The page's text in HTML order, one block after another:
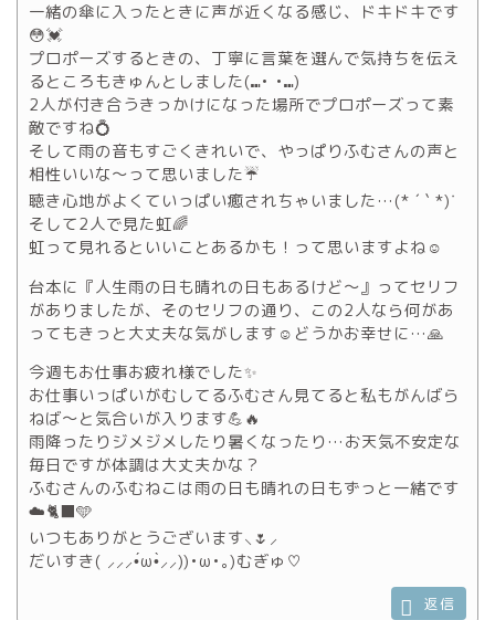
一緒の傘に入ったときに声が近くなる感じ、ドキドキです
😳💓
プロポーズするときの、丁寧に言葉を選んで気持ちを伝え
るところもきゅんとしました(⑉• •⑉)
2人が付き合うきっかけになった場所でプロポーズって素
敵ですね💍
そして雨の音もすごくきれいで、やっぱりふむさんの声と
相性いいな～って思いました☔️
聴き心地がよくていっぱい癒されちゃいました…(* ´ ` *)ᐝ
そして2人で見た虹🌈
虹って見れるといいことあるかも！って思いますよね☺️
台本に『人生雨の日も晴れの日もあるけど～』ってセリフ
がありましたが、そのセリフの通り、この2人なら何があ
ってもきっと大丈夫な気がします☺️どうかお幸せに…🙏
今週もお仕事お疲れ様でした✨️
お仕事いっぱいがむしてるふむさん見てると私もがんばら
ねば～と気合いが入ります💪🔥
雨降ったりジメジメしたり暑くなったり…お天気不安定な
毎日ですが体調は大丈夫かな？
ふむさんのふむねこは雨の日も晴れの日もずっと一緒です
☁️🐈‍⬛️🩵
いつもありがとうございます⸜🌷︎⸝‍
だいすき‎( ⸝⸝⸝•́‎ω•̀⸝⸝))•ω•｡)むぎゅ♡
返信